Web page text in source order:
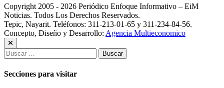
Copyright 2005 - 2026 Periódico Enfoque Informativo – EiM
Noticias. Todos Los Derechos Reservados.
Tepic, Nayarit. Teléfonos: 311-213-01-65 y 311-234-84-56.
Concepto, Diseño y Desarrollo: Agencia Multieconomico
Buscar:
Secciones para visitar